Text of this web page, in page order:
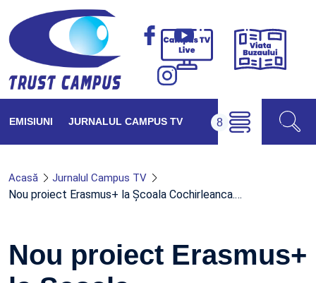
Campus
Viața
EMISIUNI JURNALUL CAMPUS TV
Acasă Jurnalul Campus TV
Nou proiect Erasmus+ la Școala Cochirleanca.…
Nou proiect Erasmus+